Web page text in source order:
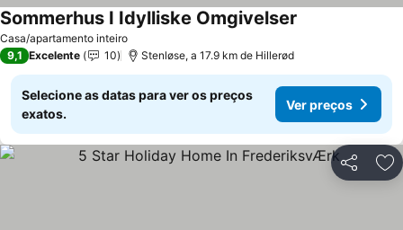
Casa/apartamento inteiro
Sommerhus I Idylliske Omgivelser
9,1 Excelente 10 Stenløse, a 17.9 km de Hillerød
Selecione as datas para ver os preços
exatos.
Ver preços
Partilhar